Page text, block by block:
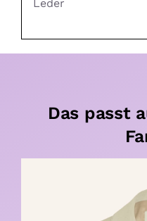
Leder
Das passt